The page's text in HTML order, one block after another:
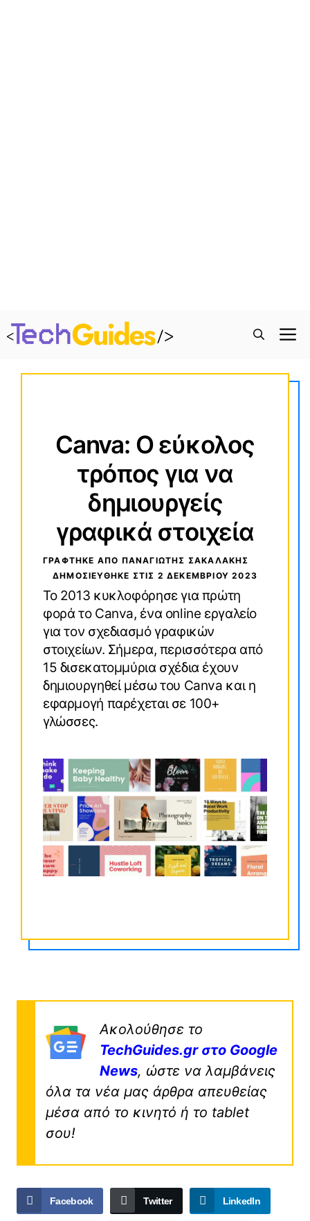
Canva: Ο εύκολος
τρόπος για να
δημιουργείς
γραφικά στοιχεία
ΓΡΑΦΤΗΚΕ ΑΠΟ ΠΑΝΑΓΙΏΤΗΣ ΣΑΚΑΛΆΚΗΣ
ΔΗΜΟΣΙΕΥΘΗΚΕ ΣΤΙΣ 2 ΔΕΚΕΜΒΡΊΟΥ 2023
Το 2013 κυκλοφόρησε για πρώτη
φορά το Canva, ένα online εργαλείο
για τον σχεδιασμό γραφικών
στοιχείων. Σήμερα, περισσότερα από
15 δισεκατομμύρια σχέδια έχουν
δημιουργηθεί μέσω του Canva και η
εφαρμογή παρέχεται σε 100+
γλώσσες.
Ακολούθησε το
TechGuides.gr στο Google
News, ώστε να λαμβάνεις
όλα τα νέα μας άρθρα απευθείας
μέσα από το κινητό ή το tablet
σου!
Facebook Twitter LinkedIn